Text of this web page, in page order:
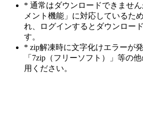
* 通常はダウンロードできませ
メント機能」に対応しているた
れ、ログインするとダウンロー
す。
* zip解凍時に文字化けエラーが
「7zip（フリーソフト）」等の
用ください。